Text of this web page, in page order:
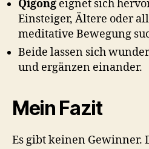
Qigong eignet sich
Einsteiger, Ältere oder
meditative Bewegung
Beide lassen sich
und ergänzen einander.
Mein Fazit
Es gibt keinen Gewinner.